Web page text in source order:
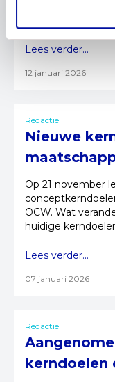
gemaakt en wat
Lees verder...
12 januari 2026
Redactie
Nieuwe
Op 21 november
OCW. Wat
huidige
Lees verder...
07 januari 2026
Redactie
kerndoelen